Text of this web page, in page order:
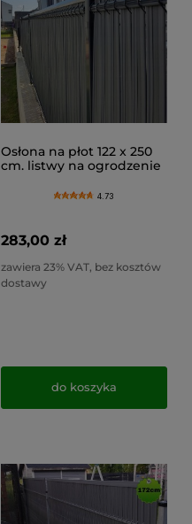
Osłona na płot 122 x 250
cm. listwy na ogrodzenie
ogrodzenie
4.73
283,00 zł
zawiera 23% VAT, bez kosztów
dostawy
do koszyka